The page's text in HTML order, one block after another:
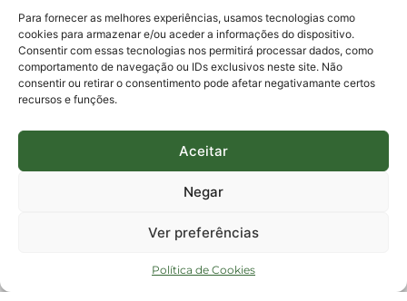
Para fornecer as melhores experiências, usamos tecnologias como
cookies para armazenar e/ou aceder a informações do dispositivo.
Consentir com essas tecnologias nos permitirá processar dados, como
comportamento de navegação ou IDs exclusivos neste site. Não
consentir ou retirar o consentimento pode afetar negativamante certos
recursos e funções.
Aceitar
Negar
Ver preferências
Política de Cookies
Para assuntos relacionados à Pesquisa
pesquisa@fapesc.sc.gov.br
Para assuntos relacionados à Inovação
inovacao@fapesc.sc.gov.br
Para assuntos relacionados à Bolsas
bolsas@fapesc.sc.gov.br
Para assuntos relacionados à Prestação de Contas
Para assuntos relacionados à Plataforma
plataforma@fapesc.sc.gov.br
Jair Artur da Silva dpo@fapesc.sc.gov.br 3665-4831
km 01, Módulo 12A, Edifício Fapesc / Celta, 5° andar